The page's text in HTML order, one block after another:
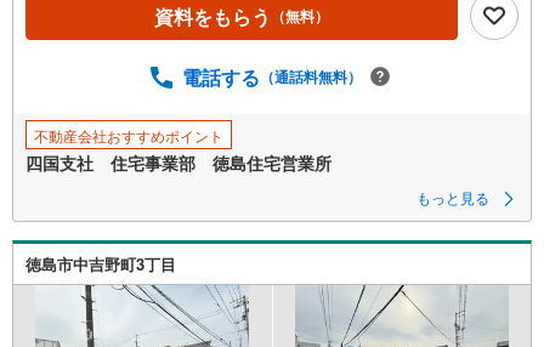
資料をもらう （無料）
電話する （通話料無料）
不動産会社おすすめポイント
四国支社 住宅事業部 徳島住宅営業所
もっと見る
徳島市中吉野町3丁目